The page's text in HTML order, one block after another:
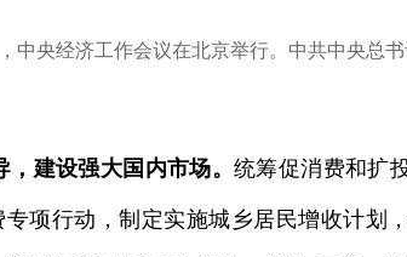
央经济工作会议在北京举行。中共中央总书
，建设强大国内市场。统筹促消费和扩
项行动，制定实施城乡居民增收计划